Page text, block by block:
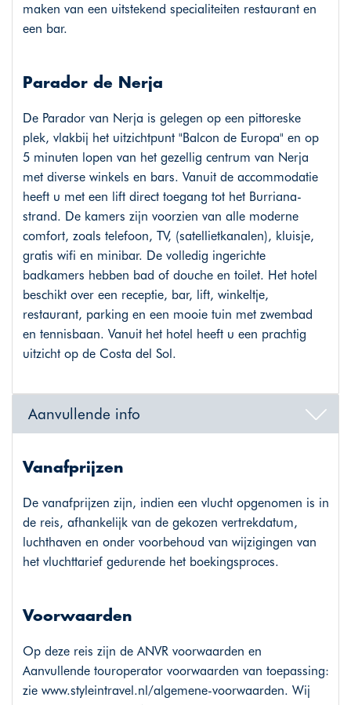
maken van een uitstekend specialiteiten restaurant en
een bar.
Parador de Nerja
De Parador van Nerja is gelegen op een pittoreske
plek, vlakbij het uitzichtpunt "Balcon de Europa" en op
5 minuten lopen van het gezellig centrum van Nerja
met diverse winkels en bars. Vanuit de accommodatie
heeft u met een lift direct toegang tot het Burriana-
strand. De kamers zijn voorzien van alle moderne
comfort, zoals telefoon, TV, (satellietkanalen), kluisje,
gratis wifi en minibar. De volledig ingerichte
badkamers hebben bad of douche en toilet. Het hotel
beschikt over een receptie, bar, lift, winkeltje,
restaurant, parking en een mooie tuin met zwembad
en tennisbaan. Vanuit het hotel heeft u een prachtig
uitzicht op de Costa del Sol.
Aanvullende info
Vanafprijzen
De vanafprijzen zijn, indien een vlucht opgenomen is in
de reis, afhankelijk van de gekozen vertrekdatum,
luchthaven en onder voorbehoud van wijzigingen van
het vluchttarief gedurende het boekingsproces.
Voorwaarden
Op deze reis zijn de ANVR voorwaarden en
Aanvullende touroperator voorwaarden van toepassing:
zie www.styleintravel.nl/algemene-voorwaarden. Wij